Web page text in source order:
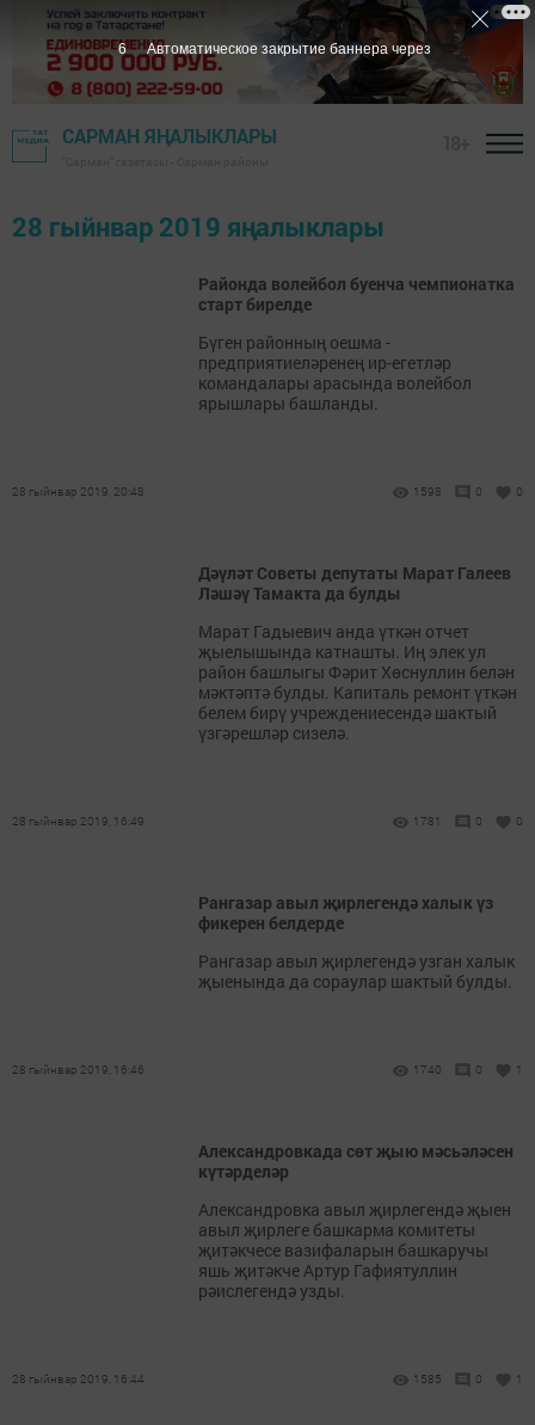
САРМАН ЯҢАЛЫКЛАРЫ
28 гыйнвар 2019 яңалыклары
Районда волейбол буенча чемпионатка
старт бирелде
Бүген районның оешма -
предприятиеләренең ир-егетләр
командалары арасында волейбол
ярышлары башланды.
28 гыйнвар 2019, 20:48 1598 0 0
Дәүләт Советы депутаты Марат Галеев
Ләшәү Тамакта да булды
Марат Гадыевич анда үткән отчет
җыелышында катнашты. Иң элек ул
район башлыгы Фәрит Хөснуллин белән
мәктәптә булды. Капиталь ремонт үткән
белем бирү учреждениесендә шактый
үзгәрешләр сизелә.
28 гыйнвар 2019, 16:49 1781 0 0
Рангазар авыл җирлегендә халык үз
фикерен белдерде
Рангазар авыл җирлегендә узган халык
җыенында да сораулар шактый булды.
28 гыйнвар 2019, 16:46 1740 0 1
Александровкада сөт җыю мәсьәләсен
күтәрделәр
Александровка авыл җирлегендә җыен
авыл җирлеге башкарма комитеты
җитәкчесе вазифаларын башкаручы
яшь җитәкче Артур Гафиятуллин
рәислегендә узды.
28 гыйнвар 2019, 16:44 1585 0 1
6 Автоматическое закрытие баннера через